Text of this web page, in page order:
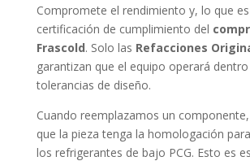
Compromete el rendimiento y, lo que
certificación de cumplimiento del
Frascold. Solo las Refacciones
garantizan que el equipo operará
tolerancias de diseño.
Cuando reemplazamos un
que la pieza tenga la homologación
los refrigerantes de bajo PCG. Esto es